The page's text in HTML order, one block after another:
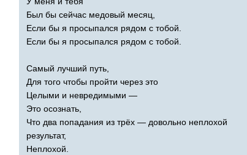
Был бы сейчас медовый месяц,
Если бы я просыпался рядом с тобой.
Если бы я просыпался рядом с тобой.
Самый лучший путь,
Для того чтобы пройти через это
Целыми и невредимыми —
Это осознать,
Что два попадания из трёх — довольно неплохой
результат,
Неплохой.